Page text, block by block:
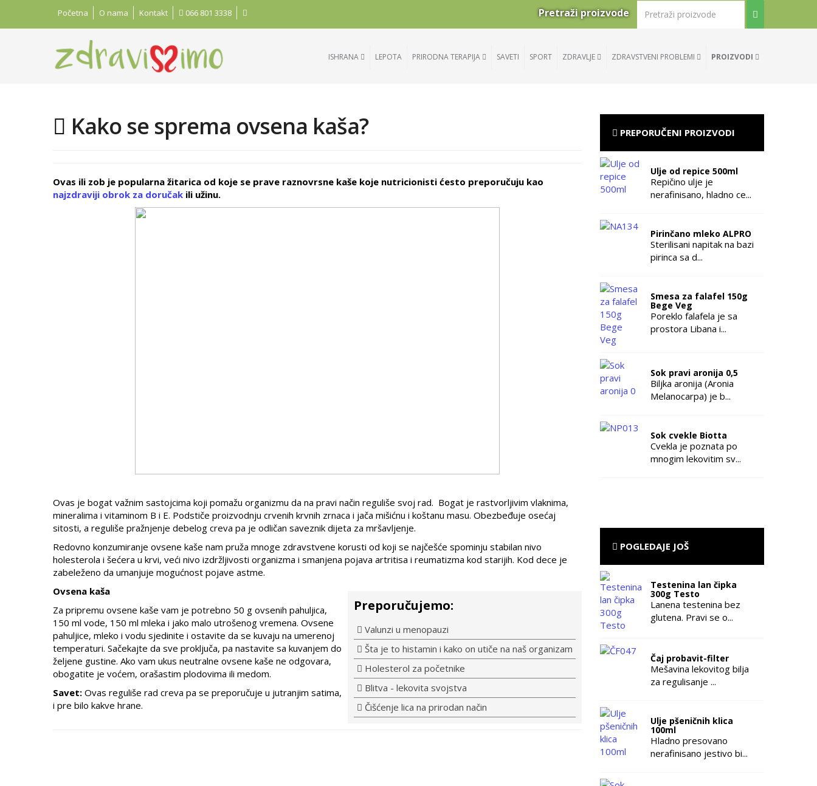
Početna O nama Kontakt 066 801 3338 Pretraži proizvode
ISHRANA LEPOTA PRIRODNA TERAPIJA SAVETI SPORT ZDRAVLJE ZDRAVSTVENI PROBLEMI PROIZVODI
Kako se sprema ovsena kaša?
Ovas ili zob je popularna žitarica od koje se prave raznovrsne kaše koje nutricionisti ćesto preporučuju kao
najzdraviji obrok za doručak ili užinu.
Ovas je bogat važnim sastojcima koji pomažu organizmu da na pravi način reguliše svoj rad. Bogat je rastvorljivim vlaknima,
mineralima i vitaminom B i E. Podstiče proizvodnju crvenih krvnih zrnaca i jača mišićnu i koštanu masu. Obezbeđuje osećaj
sitosti, a reguliše pražnjenje debelog creva pa je odličan saveznik dijeta za mršavljenje.
Redovno konzumiranje ovsene kaše nam pruža mnoge zdravstvene korusti od koji se najčešće spominju stabilan nivo
holesterola i šećera u krvi, veći nivo izdržljivosti organizma i smanjena pojava artritisa i reumatizma kod starijih. Kod dece je
zabeleženo da umanjuje mogućnost pojave astme.
Preporučujemo:
Valunzi u menopauzi
Šta je to histamin i kako on utiče na naš organizam
Holesterol za početnike
Blitva - lekovita svojstva
Čišćenje lica na prirodan način
Ovsena kaša
Za pripremu ovsene kaše vam je potrebno 50 g ovsenih pahuljica,
150 ml vode, 150 ml mleka i jako malo utrošenog vremena. Ovsene
pahuljice, mleko i vodu sjedinite i ostavite da se kuvaju na umerenoj
temperaturi. Sačekajte da sve proključa, pa nastavite sa kuvanjem do
željene gustine. Ako vam ukus neutralne ovsene kaše ne odgovara,
obogatite je voćem, orašastim plodovima ili medom.
Savet: Ovas reguliše rad creva pa se preporučuje u jutranjim satima,
i pre bilo kakve hrane.
PREPORUČENI PROIZVODI
Ulje od repice 500ml
Repičino ulje je
nerafinisano, hladno ce...
Pirinčano mleko ALPRO
Sterilisani napitak na bazi
pirinca sa d...
Smesa za falafel 150g
Bege Veg
Poreklo falafela je sa
prostora Libana i...
Sok pravi aronija 0,5
Biljka aronija (Aronia
Melanocarpa) je b...
Sok cvekle Biotta
Cvekla je poznata po
mnogim lekovitim sv...
POGLEDAJE JOŠ
Testenina lan čipka
300g Testo
Lanena testenina bez
glutena. Pravi se o...
Čaj probavit-filter
Mešavina lekovitog bilja
za regulisanje ...
Ulje pšeničnih klica
100ml
Hladno presovano
nerafinisano jestivo bi...